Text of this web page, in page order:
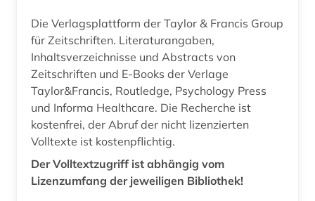
Die Verlagsplattform der Taylor & Francis Group
für Zeitschriften. Literaturangaben,
Inhaltsverzeichnisse und Abstracts von
Zeitschriften und E-Books der Verlage
Taylor&Francis, Routledge, Psychology Press
und Informa Healthcare. Die Recherche ist
kostenfrei, der Abruf der nicht lizenzierten
Volltexte ist kostenpflichtig.
Der Volltextzugriff ist abhängig vom
Lizenzumfang der jeweiligen Bibliothek!